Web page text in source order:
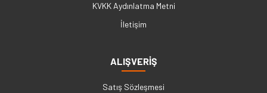
KVKK Aydınlatma Metni
İletişim
ALIŞVERİŞ
Satış Sözleşmesi